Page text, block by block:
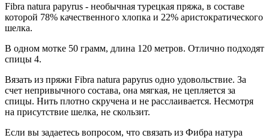
Fibra natura papyrus - необычная турецкая пряжа, в составе
которой 78% качественного хлопка и 22% аристократического
шелка.
В одном мотке 50 грамм, длина 120 метров. Отлично подходят
спицы 4.
Вязать из пряжи Fibra natura papyrus одно удовольствие. За
счет непривычного состава, она мягкая, не цепляется за
спицы. Нить плотно скручена и не расслаивается. Несмотря
на присутствие шелка, не скользит.
Если вы задаетесь вопросом, что связать из Фибра натура